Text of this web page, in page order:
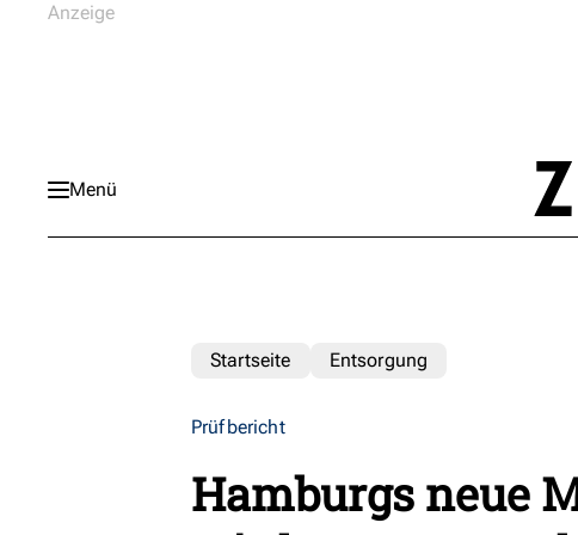
Menü
Startseite Entsorgung
Prüfbericht
Hamburgs neue